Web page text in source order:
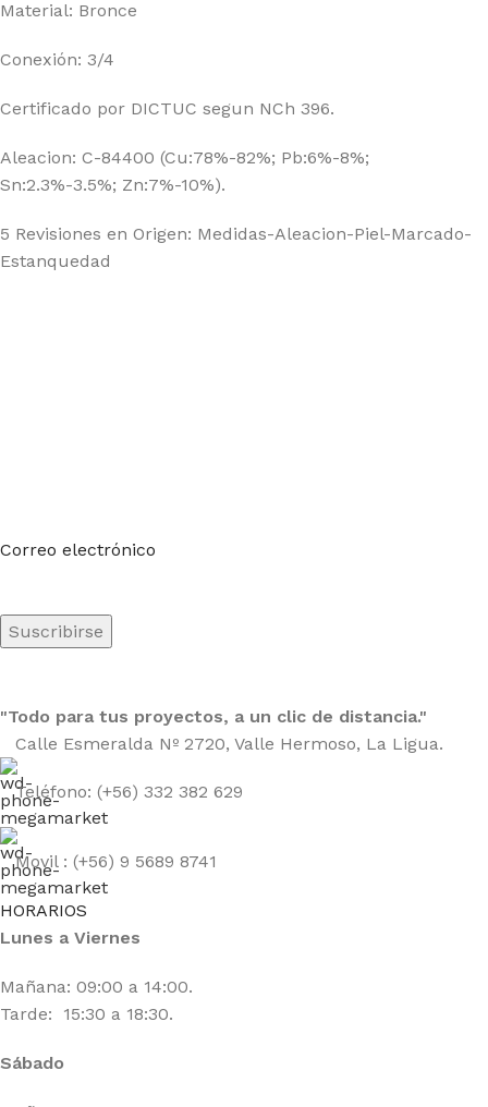
Material: Bronce
Conexión: 3/4
Certificado por DICTUC segun NCh 396.
Aleacion: C-84400 (Cu:78%-82%; Pb:6%-8%;
Sn:2.3%-3.5%; Zn:7%-10%).
5 Revisiones en Origen: Medidas-Aleacion-Piel-Marcado-
Estanquedad
Correo electrónico
"Todo para tus proyectos, a un clic de distancia."
Calle Esmeralda Nº 2720, Valle Hermoso, La Ligua.
Teléfono: (+56) 332 382 629
Movil : (+56) 9 5689 8741
HORARIOS
Lunes a Viernes
Mañana: 09:00 a 14:00.
Tarde: 15:30 a 18:30.
Sábado